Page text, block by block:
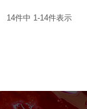
14件中 1 -14件表示